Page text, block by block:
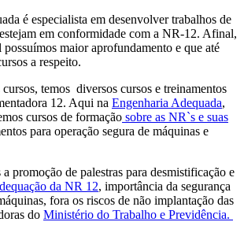
é especialista em desenvolver trabalhos de
em conformidade com a NR-12. Afinal,
possuímos maior aprofundamento e que até
a respeito.
temos diversos cursos e treinamentos
12. Aqui na Engenharia Adequada,
cursos de formação sobre as NR`s e suas
para operação segura de máquinas e
promoção de palestras para desmistificação e
da NR 12, importância da segurança
fora os riscos de não implantação das
do Ministério do Trabalho e Previdência.